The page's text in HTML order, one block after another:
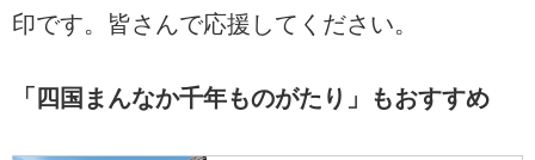
印です。皆さんで応援してください。
「四国まんなか千年ものがたり」もおすすめ